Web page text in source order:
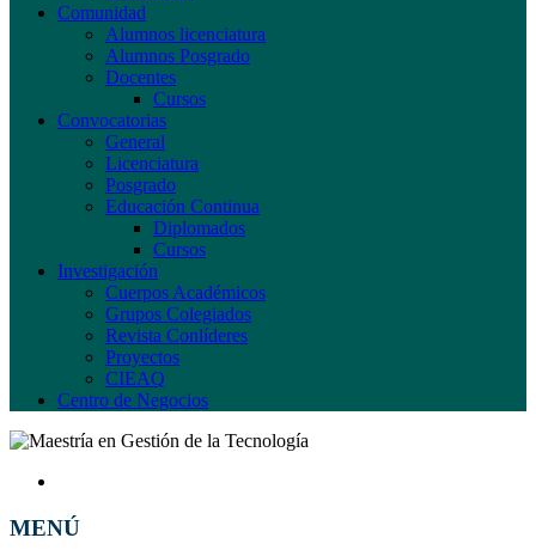
Comunidad
Alumnos licenciatura
Alumnos Posgrado
Docentes
Cursos
Convocatorias
General
Licenciatura
Posgrado
Educación Continua
Diplomados
Cursos
Investigación
Cuerpos Académicos
Grupos Colegiados
Revista Conlíderes
Proyectos
CIEAQ
Centro de Negocios
MENÚ